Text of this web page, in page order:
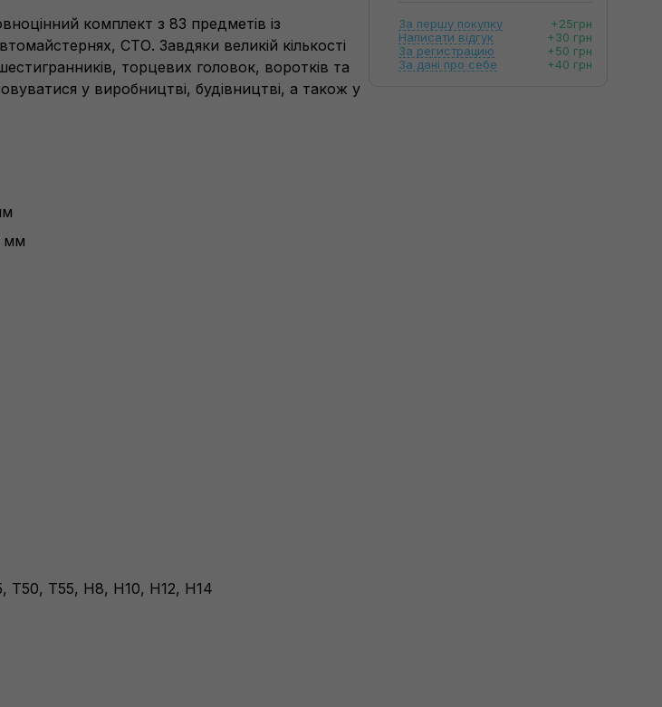
комплект з 83 предметів із
СТО. Завдяки великій кількості
торцевих головок, воротків та
у виробництві, будівництві, а також у
мм
T50, T55, H8, H10, H12, H14
За першу покупку
+25грн
Написати відгук
+30 грн
За регистрацию
+50 грн
За дані про себе
+40 грн